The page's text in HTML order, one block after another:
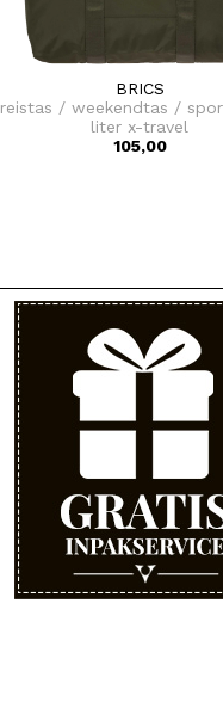
BRICS
reistas / weekendtas /
liter x-travel
105,00